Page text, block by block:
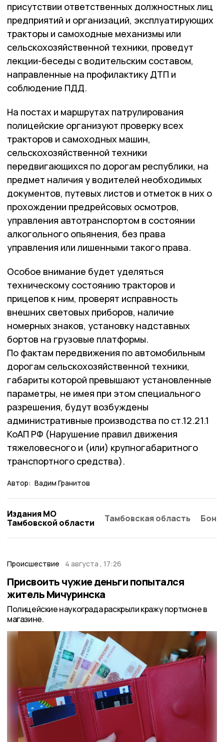
присутствии ответственных должностных лиц
предприятий и организаций, эксплуатирующих
тракторы и самоходные механизмы или
сельскохозяйственной техники, проведут
лекции-беседы с водительским составом,
направленные на профилактику ДТП и
соблюдение ПДД.
На постах и маршрутах патрулирования
полицейские организуют проверку всех
тракторов и самоходных машин,
сельскохозяйственной техники
передвигающихся по дорогам республики, на
предмет наличия у водителей необходимых
документов, путевых листов и отметок в них о
прохождении предрейсовых осмотров,
управления автотранспортом в состоянии
алкогольного опьянения, без права
управления или лишенными такого права.
Особое внимание будет уделяться
техническому состоянию тракторов и
прицепов к ним, проверят исправность
внешних световых приборов, наличие
номерных знаков, установку надставных
бортов на грузовые платформы.
По фактам передвижения по автомобильным
дорогам сельскохозяйственной техники,
габариты которой превышают установленные
параметры, не имея при этом специального
разрешения, будут возбуждены
административные производства по ст.12.21.1
КоАП РФ (Нарушение правил движения
тяжеловесного и (или) крупногабаритного
транспортного средства).
Автор: Вадим Гранитов
Издания МО
Тамбовской области
Тамбовская область
Происшествие 4 августа , 17:26
Присвоить чужие деньги попытался
житель Мичуринска
Полицейские наукограда раскрыли кражу портмоне в
магазине.